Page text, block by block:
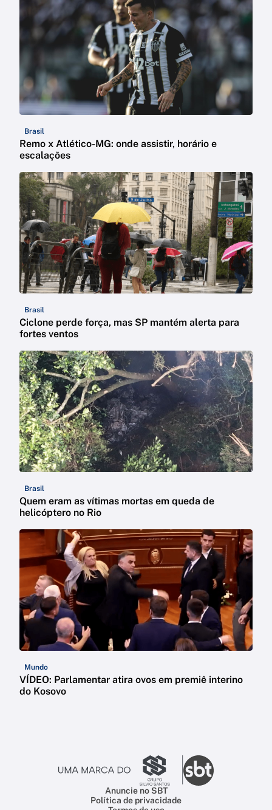
Brasil
Remo x Atlético-MG: onde assistir, horário e
escalações
Brasil
Ciclone perde força, mas SP mantém alerta para
fortes ventos
Brasil
Quem eram as vítimas mortas em queda de
helicóptero no Rio
Mundo
VÍDEO: Parlamentar atira ovos em premiê interino
do Kosovo
Anuncie no SBT
Política de privacidade